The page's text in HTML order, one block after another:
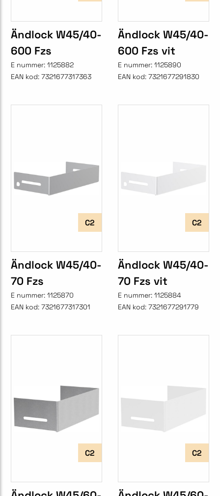
Ändlock W45/40-
600 Fzs
E nummer: 1125882
EAN kod: 7321677317363
Ändlock W45/40-
600 Fzs vit
E nummer: 1125890
EAN kod: 7321677291830
C2
Ändlock W45/40-
70 Fzs
E nummer: 1125870
EAN kod: 7321677317301
C2
Ändlock W45/40-
70 Fzs vit
E nummer: 1125884
EAN kod: 7321677291779
C2 C2